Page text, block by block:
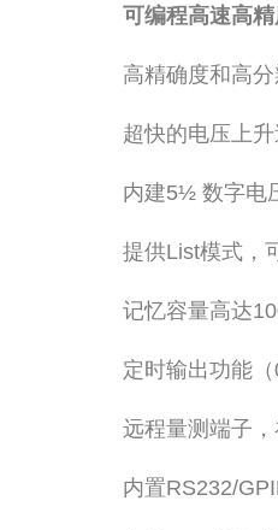
可编程高速高
高精确度和高分
超快的电压上升
内建5½ 数字电
提供List模式，
记忆容量高达
定时输出功能（
远程量测端子
内置RS232/